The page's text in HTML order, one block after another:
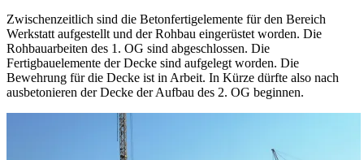
Zwischenzeitlich sind die Betonfertigelemente für den Bereich
Werkstatt aufgestellt und der Rohbau eingerüstet worden. Die
Rohbauarbeiten des 1. OG sind abgeschlossen. Die
Fertigbauelemente der Decke sind aufgelegt worden. Die
Bewehrung für die Decke ist in Arbeit. In Kürze dürfte also nach
ausbetonieren der Decke der Aufbau des 2. OG beginnen.